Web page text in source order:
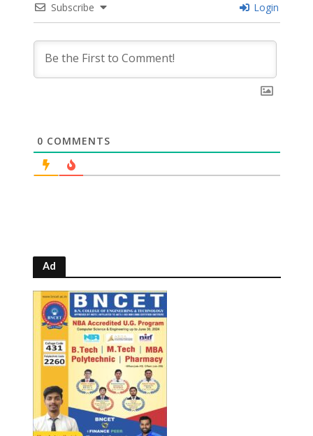
Subscribe Login
0 COMMENTS
Ad